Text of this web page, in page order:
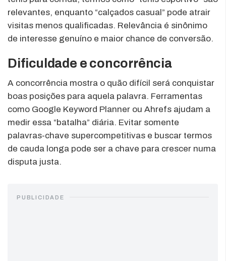
relevantes, enquanto “calçados casual” pode atrair
visitas menos qualificadas. Relevância é sinônimo
de interesse genuíno e maior chance de conversão.
Dificuldade e concorrência
A concorrência mostra o quão difícil será conquistar
boas posições para aquela palavra. Ferramentas
como Google Keyword Planner ou Ahrefs ajudam a
medir essa “batalha” diária. Evitar somente
palavras-chave supercompetitivas e buscar termos
de cauda longa pode ser a chave para crescer numa
disputa justa.
PUBLICIDADE